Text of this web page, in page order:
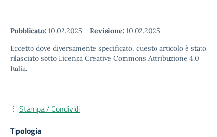
Pubblicato: 10.02.2025 - Revisione: 10.02.2025
Eccetto dove diversamente specificato, questo articolo è stato
rilasciato sotto Licenza Creative Commons Attribuzione 4.0
Italia.
Stampa / Condividi
Tipologia